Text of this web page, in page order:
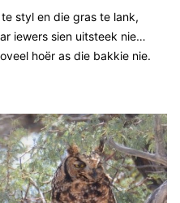
styl en die gras te lank,
iewers sien uitsteek nie…
hoër as die bakkie nie.